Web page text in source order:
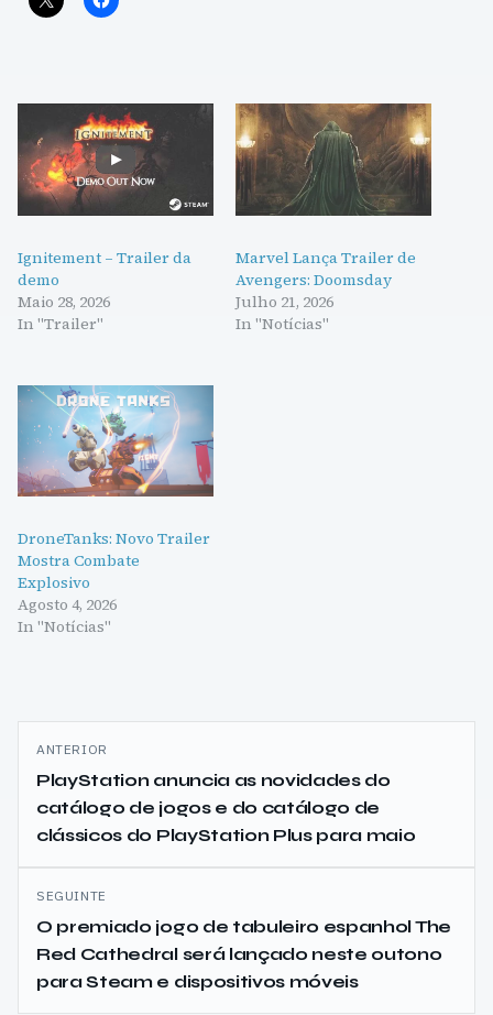
Ignitement – Trailer da
demo
Maio 28, 2026
In "Trailer"
Marvel Lança Trailer de
Avengers: Doomsday
Julho 21, 2026
In "Notícias"
DroneTanks: Novo Trailer
Mostra Combate
Explosivo
Agosto 4, 2026
In "Notícias"
Navegação
de
artigos
ANTERIOR
PlayStation anuncia as novidades do
catálogo de jogos e do catálogo de
clássicos do PlayStation Plus para maio
SEGUINTE
O premiado jogo de tabuleiro espanhol The
Red Cathedral será lançado neste outono
para Steam e dispositivos móveis